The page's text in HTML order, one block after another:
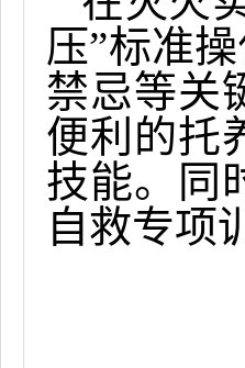
压”标准
禁忌等关
便利的托
技能。同
自救专项